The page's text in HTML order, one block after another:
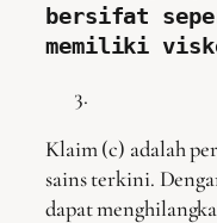
bersifat
memiliki
Klaim (c) adalah
sains terkini.
dapat